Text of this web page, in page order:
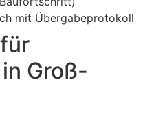
mit Übergabeprotokoll
Groß-